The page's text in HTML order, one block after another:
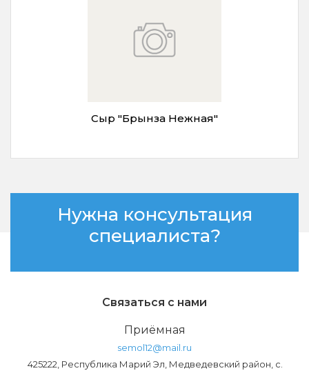
Сыр "Брынза Нежная"
Нужна консультация
специалиста?
Связаться с нами
Приёмная
semol12@mail.ru
425222, Республика Марий Эл, Медведевский район, с.